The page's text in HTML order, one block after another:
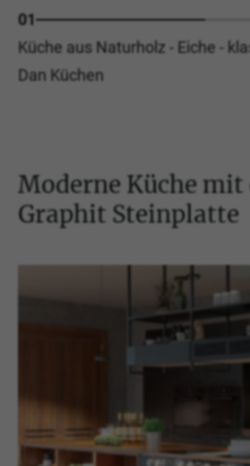
01
Küche aus Naturholz - Eiche -
Dan Küchen
Moderne Küche mit
Graphit Steinplatte